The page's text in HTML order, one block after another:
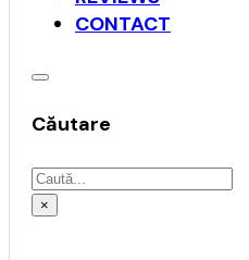
CONTACT
Căutare
Caută
×